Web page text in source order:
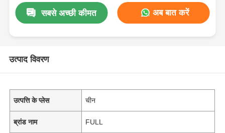
सबसे अच्छी कीमत अब बात करें
उत्पाद विवरण
उत्पत्ति के प्लेस चीन
ब्रांड नाम FULL